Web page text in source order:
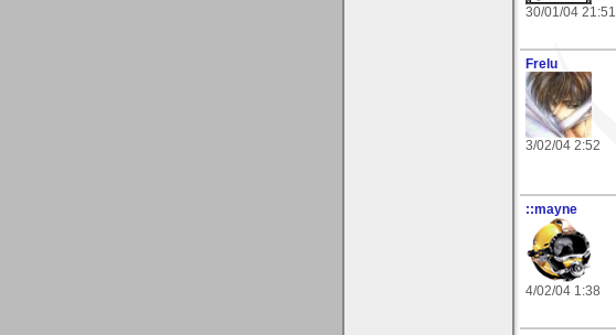
30/01/04 21:51
Frelu
3/02/04 2:52
::mayne
4/02/04 1:38